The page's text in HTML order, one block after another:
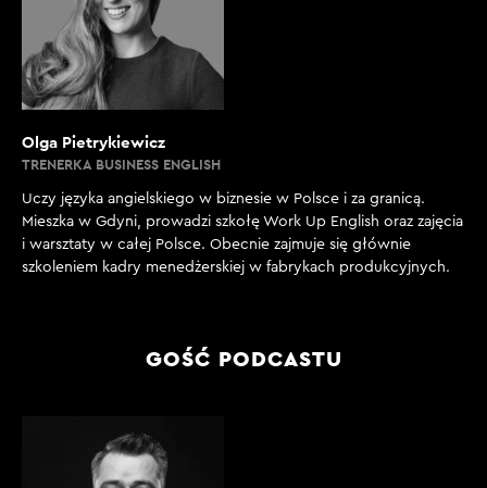
Olga Pietrykiewicz
TRENERKA BUSINESS ENGLISH
Uczy języka angielskiego w biznesie w Polsce i za granicą.
Mieszka w Gdyni, prowadzi szkołę Work Up English oraz zajęcia
i warsztaty w całej Polsce. Obecnie zajmuje się głównie
szkoleniem kadry menedżerskiej w fabrykach produkcyjnych.
GOŚĆ PODCASTU